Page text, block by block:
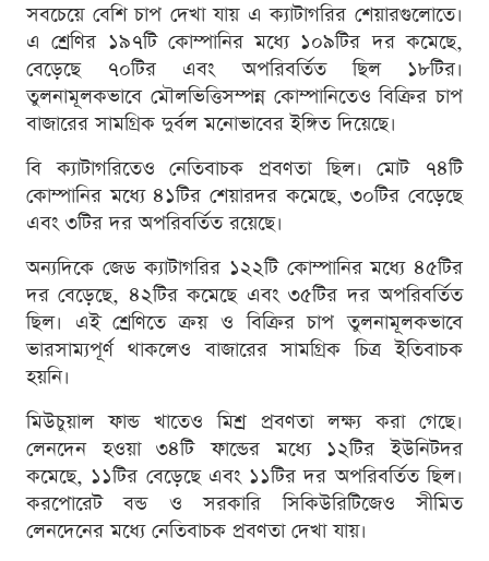
সবচেয়ে বেশি চাপ দেখা যায় এ ক্যাটাগরির শেয়ারগুলোতে।
এ শ্রেণির ১৯৭টি কোম্পানির মধ্যে ১০৯টির দর কমেছে,
বেড়েছে ৭০টির এবং অপরিবর্তিত ছিল ১৮টির।
তুলনামূলকভাবে মৌলভিত্তিসম্পন্ন কোম্পানিতেও বিক্রির চাপ
বাজারের সামগ্রিক দুর্বল মনোভাবের ইঙ্গিত দিয়েছে।
বি ক্যাটাগরিতেও নেতিবাচক প্রবণতা ছিল। মোট ৭৪টি
কোম্পানির মধ্যে ৪১টির শেয়ারদর কমেছে, ৩০টির বেড়েছে
এবং ৩টির দর অপরিবর্তিত রয়েছে।
অন্যদিকে জেড ক্যাটাগরির ১২২টি কোম্পানির মধ্যে ৪৫টির
দর বেড়েছে, ৪২টির কমেছে এবং ৩৫টির দর অপরিবর্তিত
ছিল। এই শ্রেণিতে ক্রয় ও বিক্রির চাপ তুলনামূলকভাবে
ভারসাম্যপূর্ণ থাকলেও বাজারের সামগ্রিক চিত্র ইতিবাচক
হয়নি।
মিউচুয়াল ফান্ড খাতেও মিশ্র প্রবণতা লক্ষ্য করা গেছে।
লেনদেন হওয়া ৩৪টি ফান্ডের মধ্যে ১২টির ইউনিটদর
কমেছে, ১১টির বেড়েছে এবং ১১টির দর অপরিবর্তিত ছিল।
করপোরেট বন্ড ও সরকারি সিকিউরিটিজেও সীমিত
লেনদেনের মধ্যে নেতিবাচক প্রবণতা দেখা যায়।